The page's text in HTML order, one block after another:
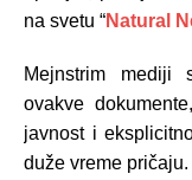
na svetu “Natural
Mejnstrim mediji
ovakve
javnost i
duže vreme pričaju.